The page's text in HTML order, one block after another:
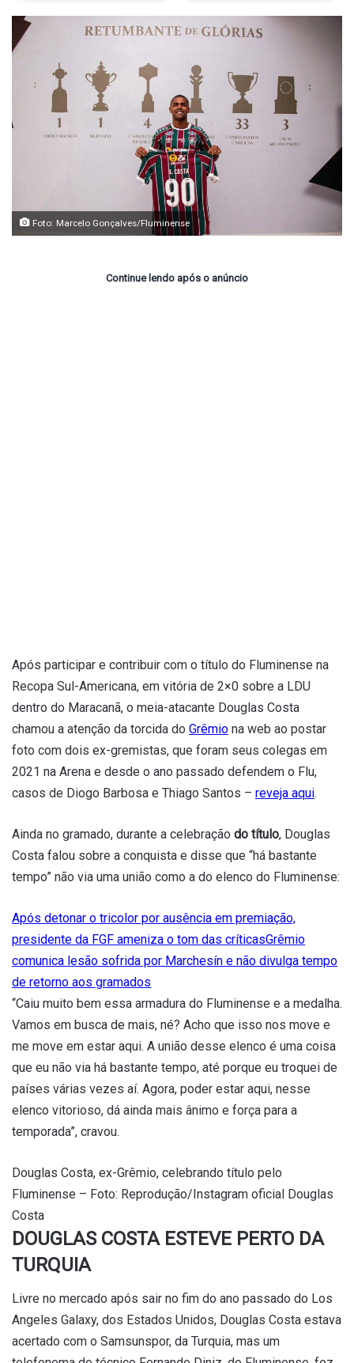
Foto: Marcelo Gonçalves/Fluminense
Continue lendo após o anúncio
Após participar e contribuir com o título do Fluminense na
Recopa Sul-Americana, em vitória de 2×0 sobre a LDU
dentro do Maracanã, o meia-atacante Douglas Costa
chamou a atenção da torcida do Grêmio na web ao postar
foto com dois ex-gremistas, que foram seus colegas em
2021 na Arena e desde o ano passado defendem o Flu,
casos de Diogo Barbosa e Thiago Santos – reveja aqui.
Ainda no gramado, durante a celebração do título, Douglas
Costa falou sobre a conquista e disse que “há bastante
tempo” não via uma união como a do elenco do Fluminense:
Após detonar o tricolor por ausência em premiação,
presidente da FGF ameniza o tom das críticasGrêmio
comunica lesão sofrida por Marchesín e não divulga tempo
de retorno aos gramados
“Caiu muito bem essa armadura do Fluminense e a medalha.
Vamos em busca de mais, né? Acho que isso nos move e
me move em estar aqui. A união desse elenco é uma coisa
que eu não via há bastante tempo, até porque eu troquei de
países várias vezes aí. Agora, poder estar aqui, nesse
elenco vitorioso, dá ainda mais ânimo e força para a
temporada”, cravou.
Douglas Costa, ex-Grêmio, celebrando título pelo
Fluminense – Foto: Reprodução/Instagram oficial Douglas
Costa
DOUGLAS COSTA ESTEVE PERTO DA
TURQUIA
Livre no mercado após sair no fim do ano passado do Los
Angeles Galaxy, dos Estados Unidos, Douglas Costa estava
acertado com o Samsunspor, da Turquia, mas um